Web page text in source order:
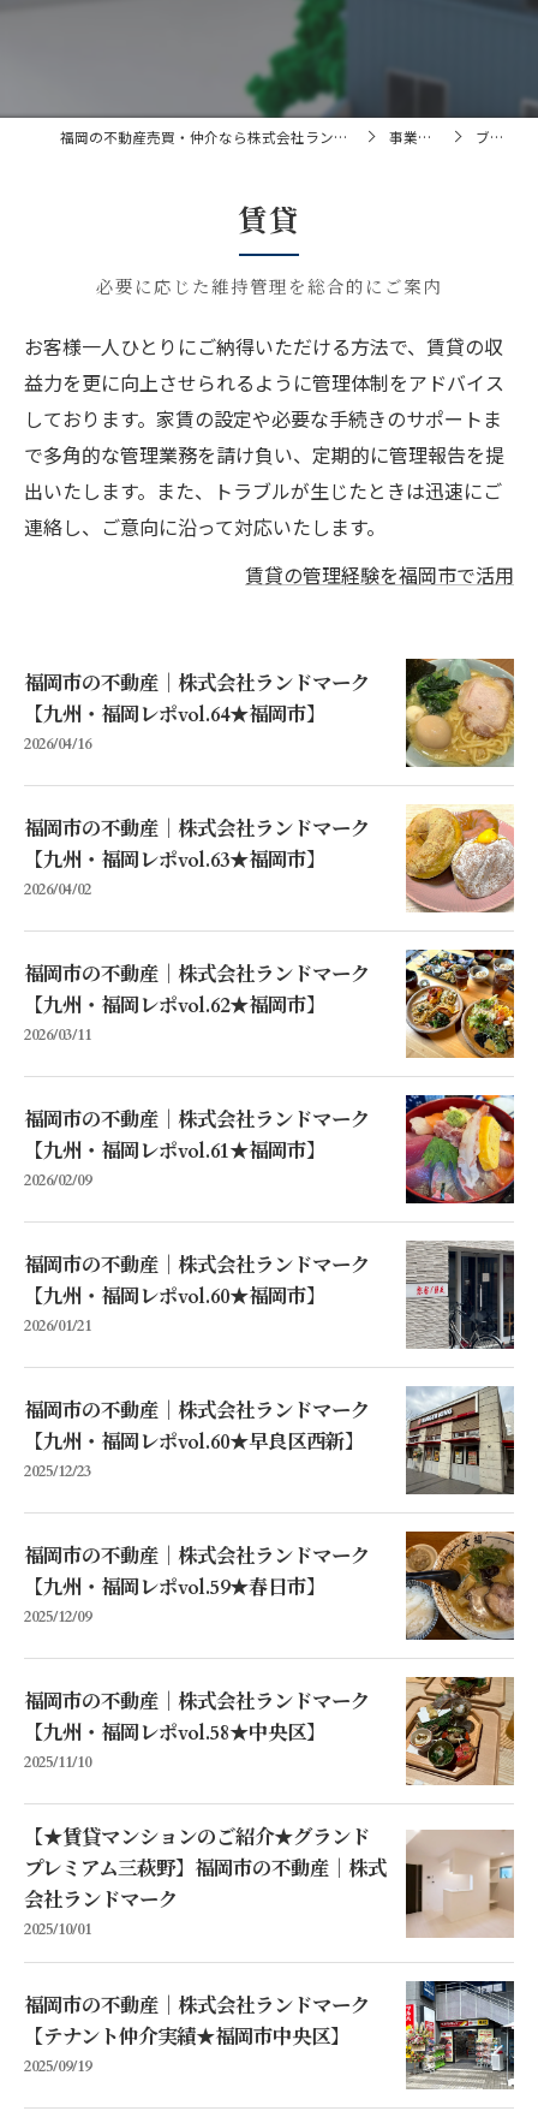
福岡の不動産売買・仲介なら株式会社ランドマーク 事業内容 ブログ
賃貸
必要に応じた維持管理を総合的にご案内
お客様一人ひとりにご納得いただける方法で、賃貸の収
益力を更に向上させられるように管理体制をアドバイス
しております。家賃の設定や必要な手続きのサポートま
で多角的な管理業務を請け負い、定期的に管理報告を提
出いたします。また、トラブルが生じたときは迅速にご
連絡し、ご意向に沿って対応いたします。
賃貸の管理経験を福岡市で活用
福岡市の不動産｜株式会社ランドマーク
【九州・福岡レポvol.64★福岡市】
2026/04/16
福岡市の不動産｜株式会社ランドマーク
【九州・福岡レポvol.63★福岡市】
2026/04/02
福岡市の不動産｜株式会社ランドマーク
【九州・福岡レポvol.62★福岡市】
2026/03/11
福岡市の不動産｜株式会社ランドマーク
【九州・福岡レポvol.61★福岡市】
2026/02/09
福岡市の不動産｜株式会社ランドマーク
【九州・福岡レポvol.60★福岡市】
2026/01/21
福岡市の不動産｜株式会社ランドマーク
【九州・福岡レポvol.60★早良区西新】
2025/12/23
福岡市の不動産｜株式会社ランドマーク
【九州・福岡レポvol.59★春日市】
2025/12/09
福岡市の不動産｜株式会社ランドマーク
【九州・福岡レポvol.58★中央区】
2025/11/10
【★賃貸マンションのご紹介★グランド
プレミアム三萩野】福岡市の不動産｜株式
会社ランドマーク
2025/10/01
福岡市の不動産｜株式会社ランドマーク
【テナント仲介実績★福岡市中央区】
2025/09/19